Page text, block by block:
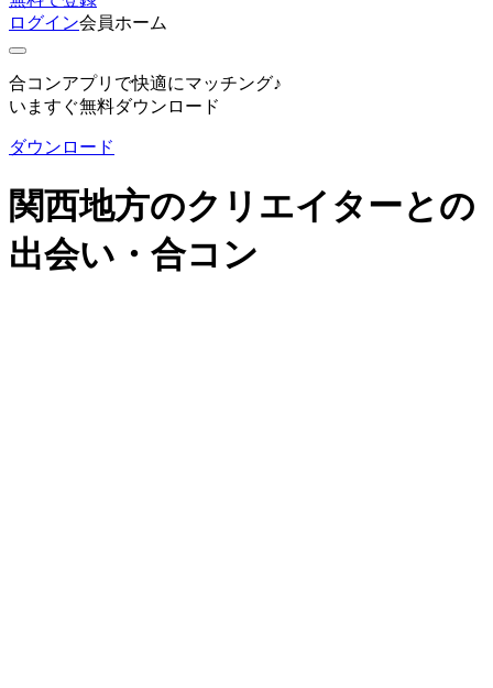
ログイン会員ホーム
合コンアプリで快適にマッチング♪
いますぐ無料ダウンロード
ダウンロード
関西地方のクリエイターとの
出会い・合コン